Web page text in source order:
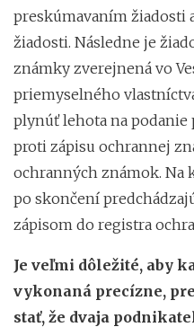
preskúmavaním žiadosti
žiadosti. Následne je
známky zverejnená vo
priemyselného
plynúť lehota na
proti zápisu ochrannej
ochranných známok. Na
po skončení
zápisom do registra
Je veľmi dôležité, aby
vykonaná precízne,
stať, že dvaja